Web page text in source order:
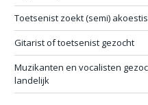
Toetsenist zoekt (semi)
Gitarist of toetsenist gezocht
Muzikanten en vocalisten
landelijk